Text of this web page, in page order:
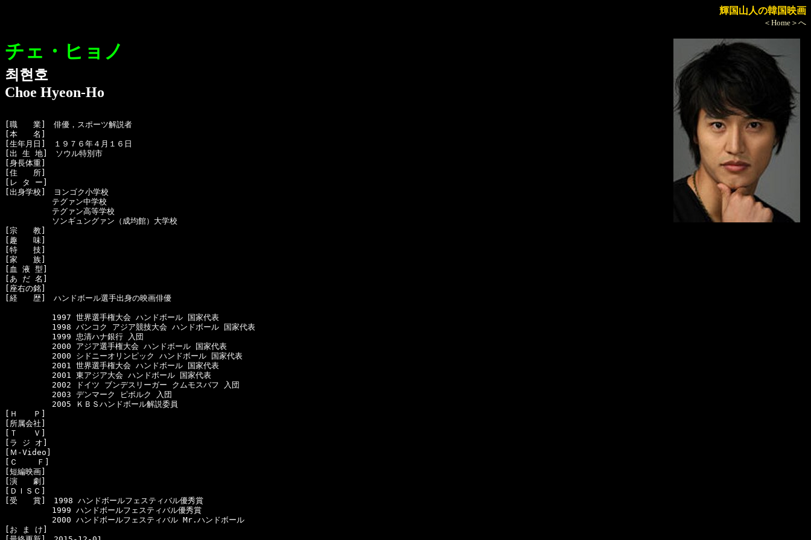
輝国山人の韓国映画
＜Home＞へ
チェ・ヒョノ
최현호
Choe Hyeon-Ho
[職　　業]　俳優，スポーツ解説者
[本　　名]
[生年月日]　１９７６年４月１６日
[出 生 地]　ソウル特別市
[身長体重]
[住　　所]
[レ タ ー]
[出身学校]　ヨンゴク小学校
テグァン中学校
テグァン高等学校
ソンギュングァン（成均館）大学校
[宗　　教]
[趣　　味]
[特　　技]
[家　　族]
[血 液 型]
[あ だ 名]
[座右の銘]
[経　　歴]　ハンドボール選手出身の映画俳優
1997 世界選手権大会 ハンドボール 国家代表
1998 バンコク アジア競技大会 ハンドボール 国家代表
1999 忠清ハナ銀行 入団
2000 アジア選手権大会 ハンドボール 国家代表
2000 シドニーオリンピック ハンドボール 国家代表
2001 世界選手権大会 ハンドボール 国家代表
2001 東アジア大会 ハンドボール 国家代表
2002 ドイツ ブンデスリーガー クムモスバフ 入団
2003 デンマーク ピボルク 入団
2005 ＫＢＳハンドボール解説委員
[Ｈ　　Ｐ]
[所属会社]
[Ｔ　　Ｖ]
[ラ ジ オ]
[Ｍ-Video]
[Ｃ    Ｆ]
[短編映画]
[演　　劇]
[ＤＩＳＣ]
[受　　賞]　1998 ハンドボールフェスティバル優秀賞
1999 ハンドボールフェスティバル優秀賞
2000 ハンドボールフェスティバル Mr.ハンドボール
[お ま け]